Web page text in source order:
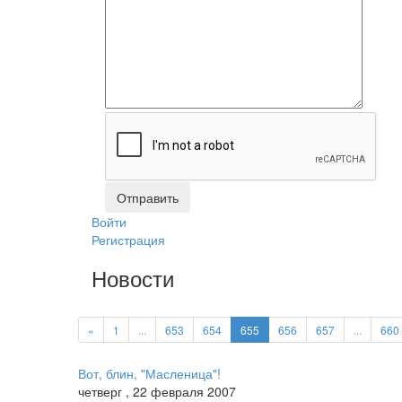
Войти
Регистрация
Новости
« 1 653 654 655 656 657 660
Вот, блин, "Масленица"!
четверг , 22 февраля 2007